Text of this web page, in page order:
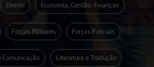
Direito Economia, Gestão, Finanças
Forças Militares Forças Policiais
Comunicação Literatura e Tradução